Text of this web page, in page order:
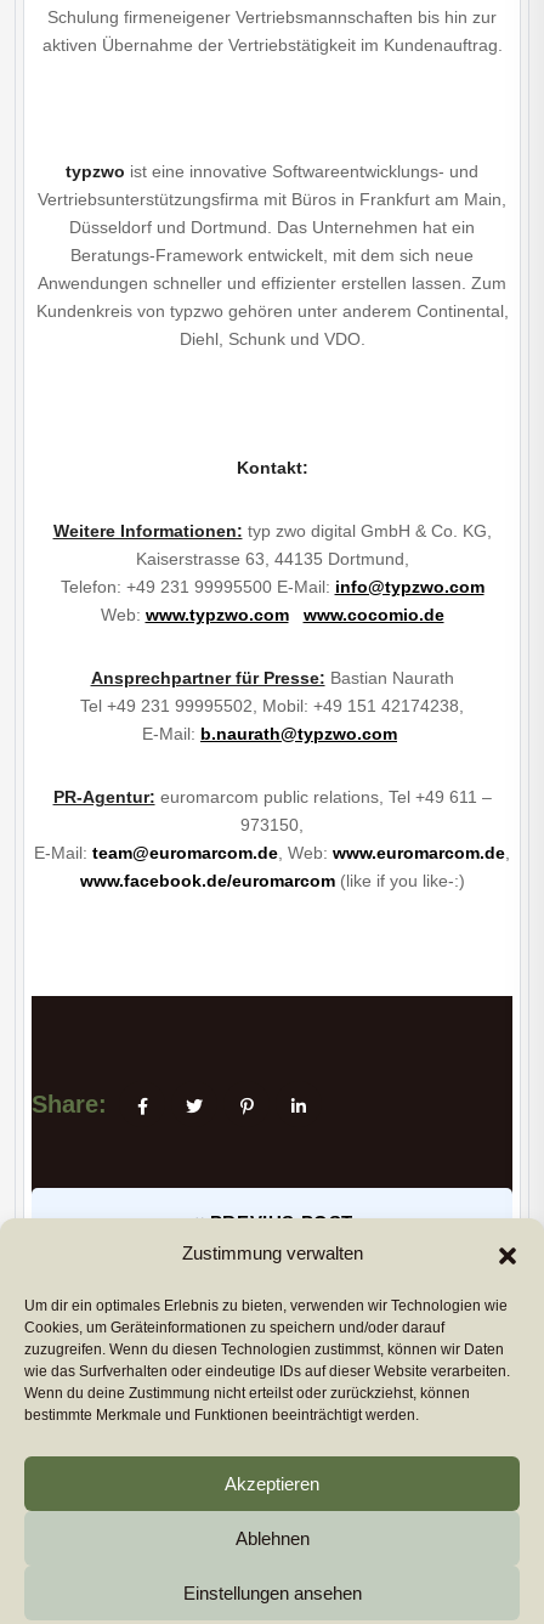
Zustimmung verwalten
Um dir ein optimales Erlebnis zu bieten, verwenden wir Technologien wie
Cookies, um Geräteinformationen zu speichern und/oder darauf
zuzugreifen. Wenn du diesen Technologien zustimmst, können wir Daten
wie das Surfverhalten oder eindeutige IDs auf dieser Website verarbeiten.
Wenn du deine Zustimmung nicht erteilst oder zurückziehst, können
bestimmte Merkmale und Funktionen beeinträchtigt werden.
Akzeptieren
Ablehnen
Einstellungen ansehen
Schulung firmeneigener Vertriebsmannschaften bis hin zur
aktiven Übernahme der Vertriebstätigkeit im Kundenauftrag.
typzwo ist eine innovative Softwareentwicklungs- und
Vertriebsunterstützungsfirma mit Büros in Frankfurt am Main,
Düsseldorf und Dortmund. Das Unternehmen hat ein
Beratungs-Framework entwickelt, mit dem sich neue
Anwendungen schneller und effizienter erstellen lassen. Zum
Kundenkreis von typzwo gehören unter anderem Continental,
Diehl, Schunk und VDO.
Kontakt:
Weitere Informationen: typ zwo digital GmbH & Co. KG,
Kaiserstrasse 63, 44135 Dortmund,
Telefon: +49 231 99995500 E-Mail: info@typzwo.com
Web: www.typzwo.com www.cocomio.de
Ansprechpartner für Presse: Bastian Naurath
Tel +49 231 99995502, Mobil: +49 151 42174238,
E-Mail: b.naurath@typzwo.com
PR-Agentur: euromarcom public relations, Tel +49 611 –
973150,
E-Mail: team@euromarcom.de , Web: www.euromarcom.de
www.facebook.de/euromarcom(like if you like-:)
Share:
PREVIUS POST
NEXT POST
Copyright 2026 euromarcom All Rights Reserved by
euromarcom GmbH
Cookie-Richtlinie (EU)